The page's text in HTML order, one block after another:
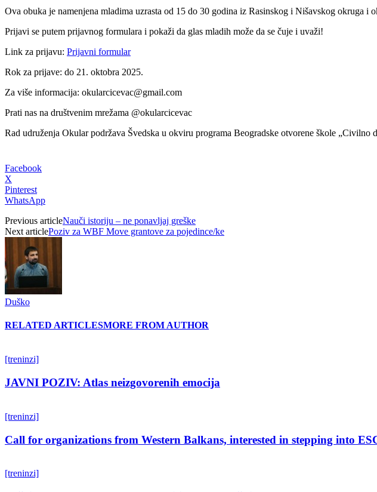
Ova obuka je namenjena mladima uzrasta od 15 do 30 godina iz Rasinskog i Nišavskog okruga
Prijavi se putem prijavnog formulara i pokaži da glas mladih može da se čuje i uvaži!
Link za prijavu: Prijavni formular
Rok za prijave: do 21. oktobra 2025.
Za više informacija: okularcicevac@gmail.com
Prati nas na društvenim mrežama @okularcicevac
Rad udruženja Okular podržava Švedska u okviru programa Beogradske otvorene škole
Facebook
X
Pinterest
WhatsApp
Previous articleNauči istoriju – ne ponavljaj greške
Next articlePoziv za WBF Move grantove za pojedince/ke
Duško
RELATED ARTICLESMORE FROM AUTHOR
[treninzi]
JAVNI POZIV: Atlas neizgovorenih emocija
[treninzi]
Call for organizations from Western Balkans, interested in stepping into
[treninzi]